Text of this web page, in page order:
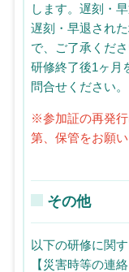
します。遅刻・
遅刻・早退され
で、ご了承くださ
研修終了後1ヶ月
問合せください。
※参加証の再発
第、保管をお願い
その他
以下の研修に関
【災害時等の連